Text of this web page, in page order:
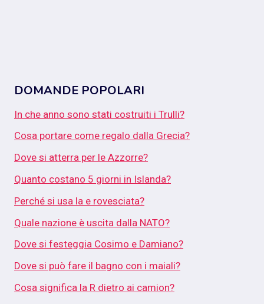
DOMANDE POPOLARI
In che anno sono stati costruiti i Trulli?
Cosa portare come regalo dalla Grecia?
Dove si atterra per le Azzorre?
Quanto costano 5 giorni in Islanda?
Perché si usa la e rovesciata?
Quale nazione è uscita dalla NATO?
Dove si festeggia Cosimo e Damiano?
Dove si può fare il bagno con i maiali?
Cosa significa la R dietro ai camion?